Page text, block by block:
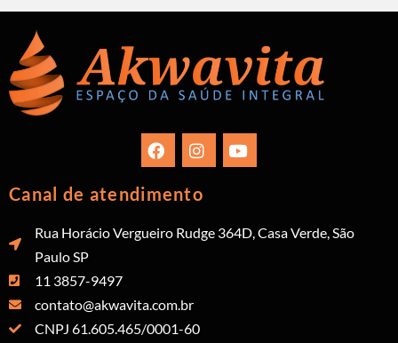
Canal de atendimento
Rua Horácio Vergueiro Rudge 364D, Casa Verde, São
Paulo SP
11 3857-9497
contato@akwavita.com.br
CNPJ 61.605.465/0001-60